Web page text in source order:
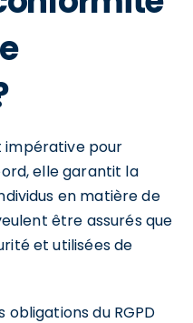
impérative pour
elle garantit la
en matière de
être assurés que
et utilisées de
du RGPD